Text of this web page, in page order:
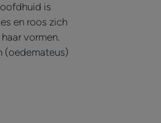
is
en roos zich
vormen.
(oedemateus)